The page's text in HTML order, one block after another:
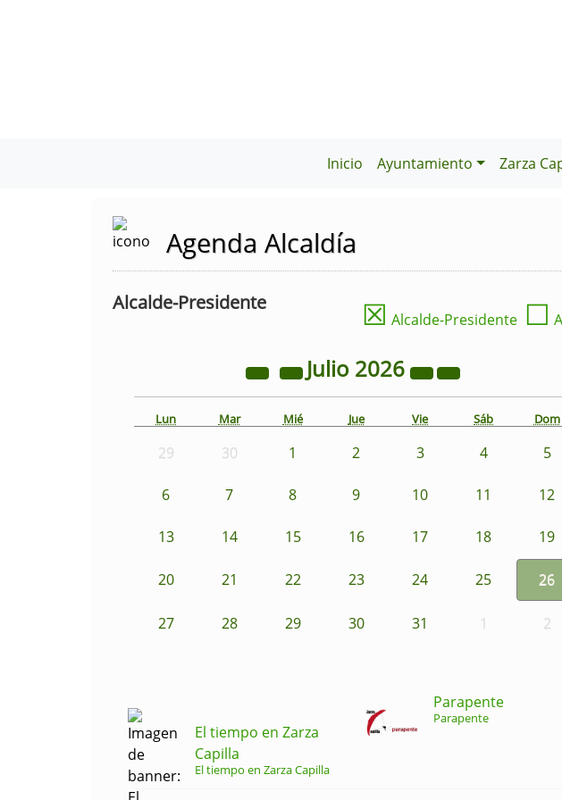
Inicio Ayuntamiento Zarza
Agenda Alcaldía
Alcalde-Presidente ☒ Alcalde-Presidente ☐
Julio 2026
Lun Mar Mié Jue Vie Sáb Dom
29 30 1 2 3 4 5
6 7 8 9 10 11 12
13 14 15 16 17 18 19
20 21 22 23 24 25 26
27 28 29 30 31 1 2
El tiempo en Zarza
Capilla
El tiempo en Zarza Capilla
Parapente
Parapente